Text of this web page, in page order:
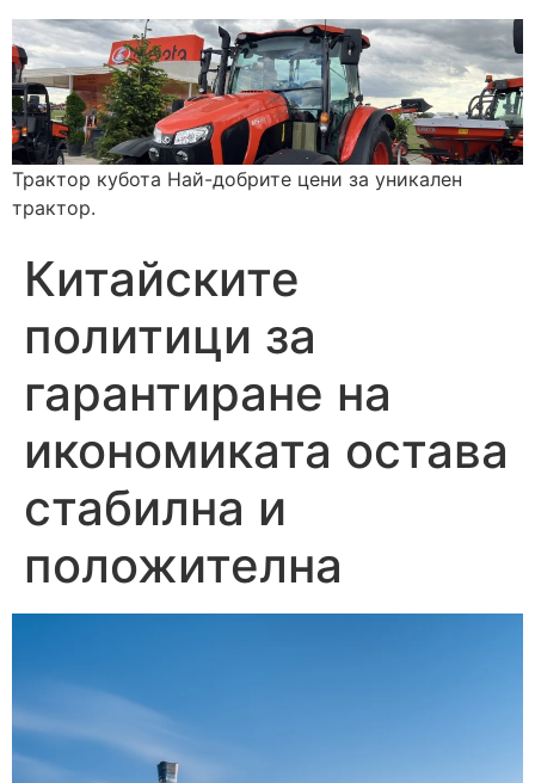
Трактор кубота Най-добрите цени за уникален
трактор.
Китайските
политици за
гарантиране на
икономиката остава
стабилна и
положителна